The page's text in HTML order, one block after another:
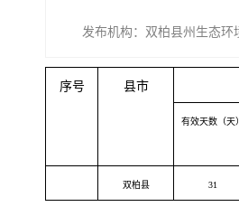
发布机构：双柏县州生态环
序号 县市
有效天数（天）
双柏县 31